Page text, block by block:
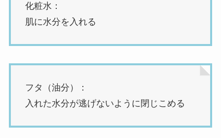
化粧水：
肌に水分を入れる
フタ（油分）：
入れた水分が逃げないように閉じこめる